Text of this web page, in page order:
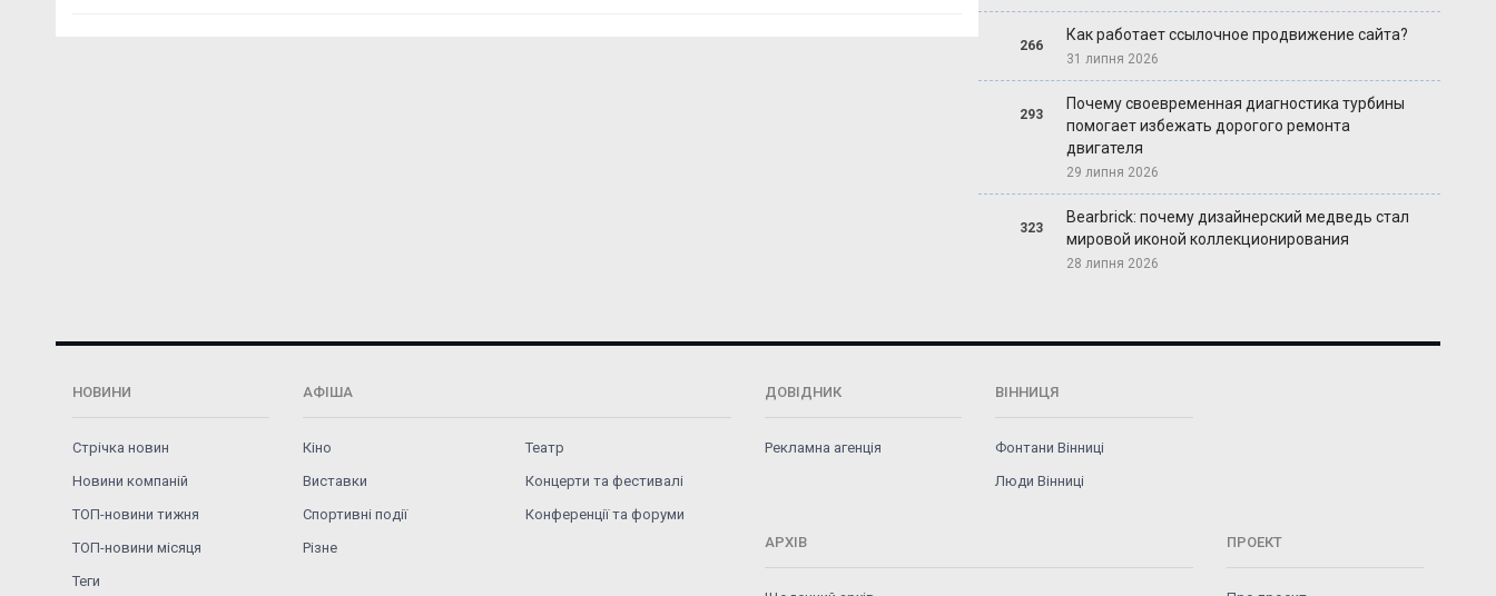
266
Как работает ссылочное продвижение сайта?
31 липня 2026
293
Почему своевременная диагностика турбины
помогает избежать дорогого ремонта
двигателя
29 липня 2026
323
Bearbrick: почему дизайнерский медведь стал
мировой иконой коллекционирования
28 липня 2026
НОВИНИ
Стрічка новин
Новини компаній
ТОП-новини тижня
ТОП-новини місяця
Теги
АФІША
Кіно
Театр
Виставки
Концерти та фестивалі
Спортивні події
Конференції та форуми
Різне
ДОВІДНИК
Рекламна агенція
ВІННИЦЯ
Фонтани Вінниці
Люди Вінниці
АРХІВ ПРОЕКТ